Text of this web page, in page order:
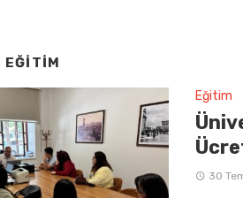
EĞITIM
Eğitim
30